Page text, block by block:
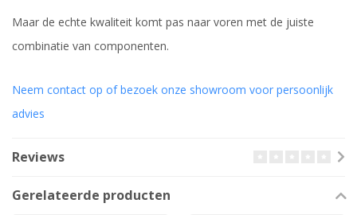
Maar de echte kwaliteit komt pas naar voren met de juiste
combinatie van componenten.
Neem contact op of bezoek onze showroom voor persoonlijk
advies
Reviews
Gerelateerde producten